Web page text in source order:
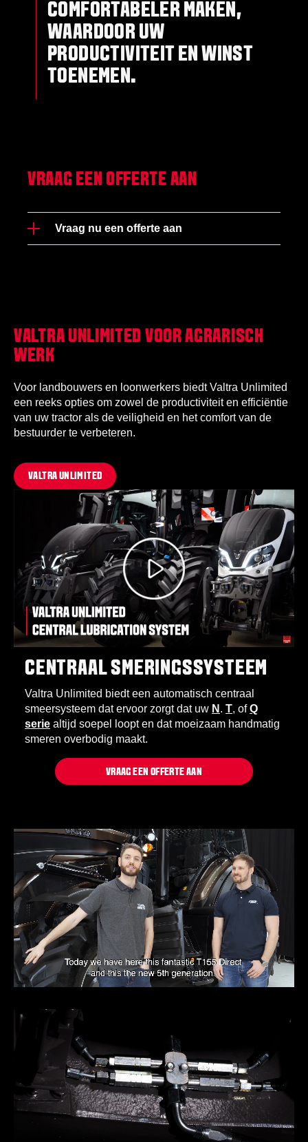
COMFORTABELER MAKEN,
WAARDOOR UW
PRODUCTIVITEIT EN WINST
TOENEMEN.
VRAAG EEN OFFERTE AAN
Vraag nu een offerte aan
VALTRA UNLIMITED VOOR AGRARISCH
WERK
Voor landbouwers en loonwerkers biedt Valtra Unlimited
een reeks opties om zowel de productiviteit en efficiëntie
van uw tractor als de veiligheid en het comfort van de
bestuurder te verbeteren.
VALTRA UNLIMITED
CENTRAAL SMERINGSSYSTEEM
Valtra Unlimited biedt een automatisch centraal
smeersysteem dat ervoor zorgt dat uw N . T, ofQ
serie altijd soepel loopt en dat moeizaam handmatig
smeren overbodig maakt.
VRAAG EEN OFFERTE AAN